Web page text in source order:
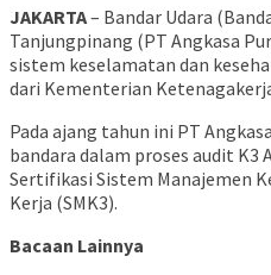
JAKARTA– Bandar Udara
Tanjungpinang (PT Angkasa
sistem keselamatan dan
dari Kementerian
Pada ajang tahun ini PT
bandara dalam proses audit K3
Sertifikasi Sistem Manajemen
Kerja (SMK3).
Bacaan Lainnya